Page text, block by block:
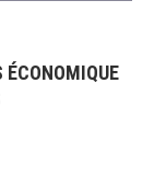
ÉCONOMIQUE